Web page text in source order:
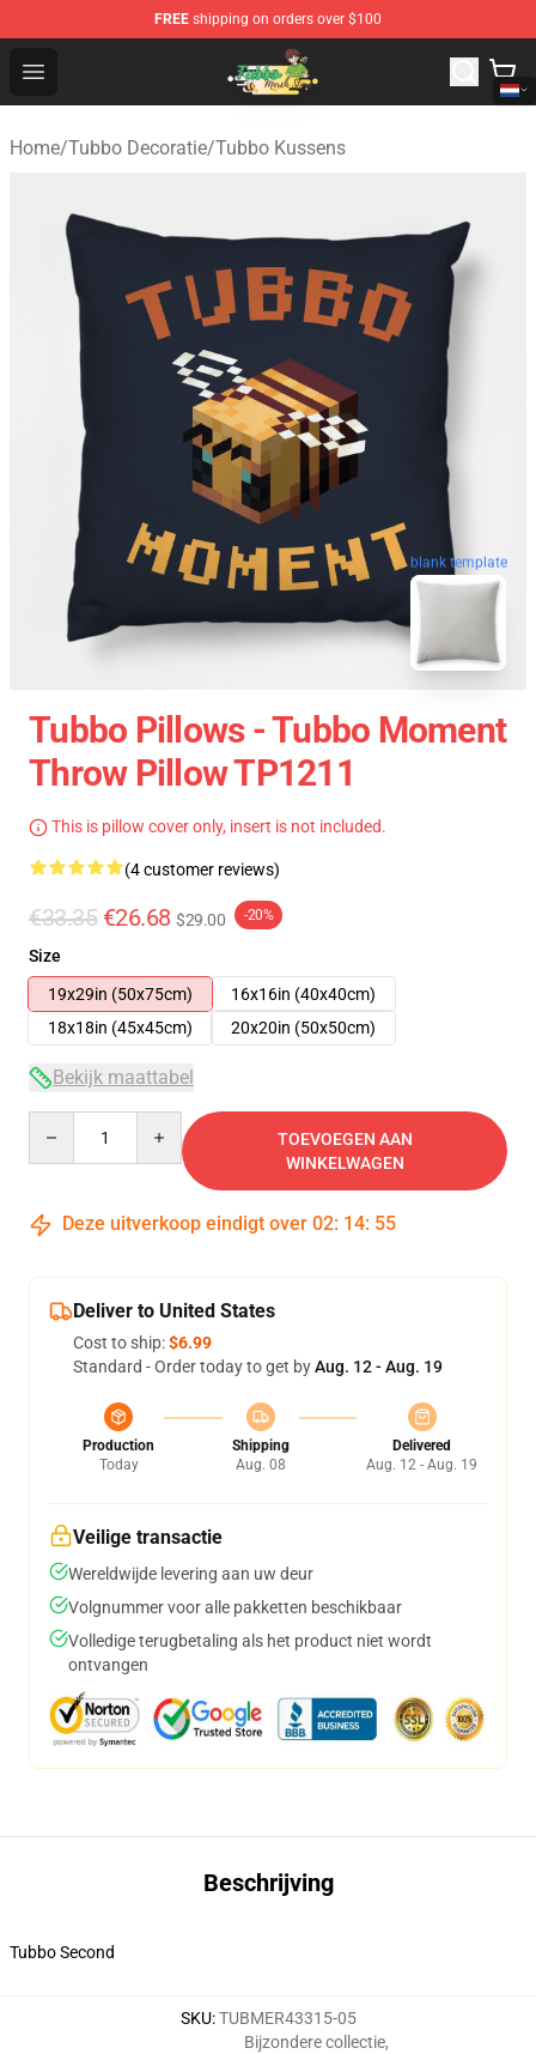
FREE shipping on orders over $100
Open menu
Tubbo Store - Official Tubbo Merchandise Shop
Home/Tubbo Decoratie/Tubbo Kussens
blank template
Tubbo Pillows - Tubbo Moment
Throw Pillow TP1211
This is pillow cover only, insert is not included.
(4 customer reviews)
€33.35 €26.68 $29.00 -20%
Size
19x29in (50x75cm)
16x16in (40x40cm)
18x18in (45x45cm)
20x20in (50x50cm)
Bekijk maattabel
TOEVOEGEN AAN
WINKELWAGEN
Deze uitverkoop eindigt over 02: 14: 54
Deliver to United States
Cost to ship:$6.99
Standard - Order today to get byAug. 12 - Aug. 19
Production
Today
Shipping
Aug. 08
Delivered
Aug. 12 - Aug. 19
Veilige transactie
Wereldwijde levering aan uw deur
Volgnummer voor alle pakketten beschikbaar
Volledige terugbetaling als het product niet wordt
ontvangen
Beschrijving
Tubbo Second
SKU:TUBMER43315-05
Bijzondere collectie,